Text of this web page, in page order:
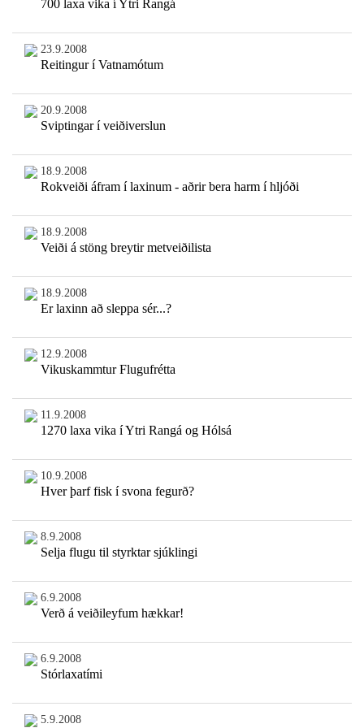
700 laxa vika í Ytri Rangá
23.9.2008
Reitingur í Vatnamótum
20.9.2008
Sviptingar í veiðiverslun
18.9.2008
Rokveiði áfram í laxinum - aðrir bera harm í hljóði
18.9.2008
Veiði á stöng breytir metveiðilista
18.9.2008
Er laxinn að sleppa sér...?
12.9.2008
Vikuskammtur Flugufrétta
11.9.2008
1270 laxa vika í Ytri Rangá og Hólsá
10.9.2008
Hver þarf fisk í svona fegurð?
8.9.2008
Selja flugu til styrktar sjúklingi
6.9.2008
Verð á veiðileyfum hækkar!
6.9.2008
Stórlaxatími
5.9.2008